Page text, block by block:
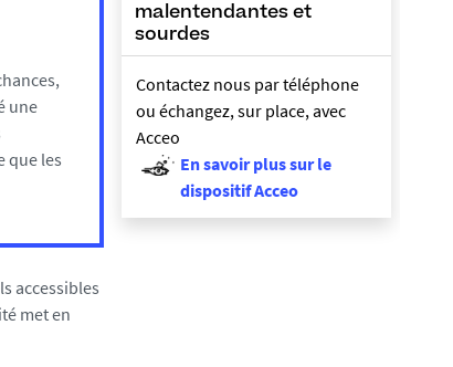
une
que les
accessibles
met en
malentendantes et
sourdes
Contactez nous par téléphone
ou échangez, sur place, avec
Acceo
En savoir plus sur le
dispositif Acceo